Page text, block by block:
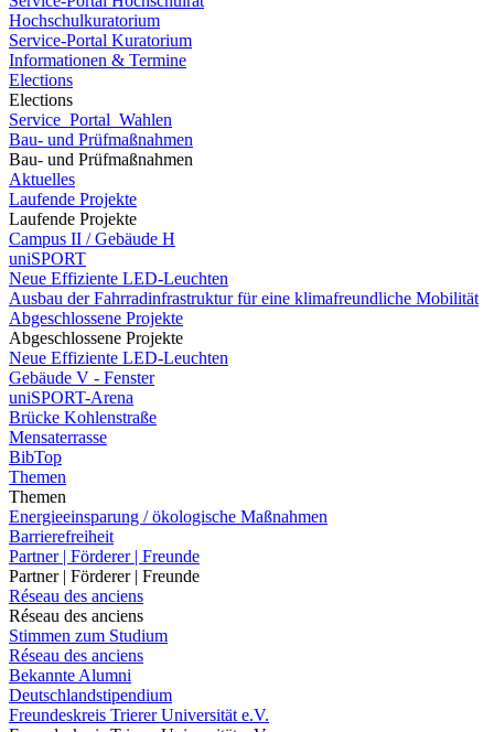
Hochschulkuratorium
Service-Portal Kuratorium
Informationen & Termine
Elections
Elections
Service_Portal_Wahlen
Bau- und Prüfmaßnahmen
Bau- und Prüfmaßnahmen
Aktuelles
Laufende Projekte
Laufende Projekte
Campus II / Gebäude H
uniSPORT
Neue Effiziente LED-Leuchten
Ausbau der Fahrradinfrastruktur für eine klimafreundliche Mobilität
Abgeschlossene Projekte
Abgeschlossene Projekte
Neue Effiziente LED-Leuchten
Gebäude V - Fenster
uniSPORT-Arena
Brücke Kohlenstraße
Mensaterrasse
BibTop
Themen
Themen
Energieeinsparung / ökologische Maßnahmen
Barrierefreiheit
Partner | Förderer | Freunde
Partner | Förderer | Freunde
Réseau des anciens
Réseau des anciens
Stimmen zum Studium
Réseau des anciens
Bekannte Alumni
Deutschlandstipendium
Freundeskreis Trierer Universität e.V.